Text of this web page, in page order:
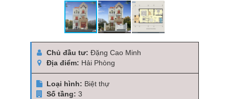
Chủ đầu tư: Đặng Cao Minh
Địa điểm: Hải Phòng
Loại hình: Biệt thự
Số tầng: 3